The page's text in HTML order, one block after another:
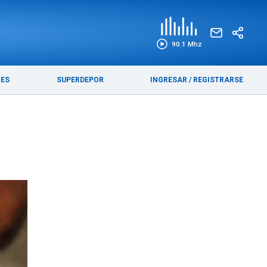
90.1 Mhz
SUPERDEPOR INGRESAR / REGISTRARSE